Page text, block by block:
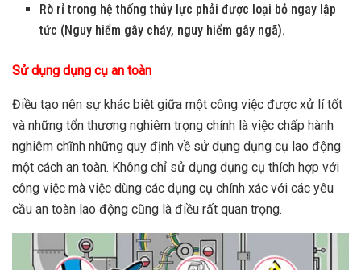
Rò rỉ trong hệ thống thủy lực phải được loại bỏ ngay lập
tức (Nguy hiểm gây cháy, nguy hiểm gây ngã).
Sử dụng dụng cụ an toàn
Điều tạo nên sự khác biệt giữa một công việc được xử lí tốt
và những tổn thương nghiêm trọng chính là việc chấp hành
nghiêm chĩnh những quy định về sử dụng dụng cụ lao động
một cách an toàn. Không chỉ sử dụng dụng cụ thích hợp với
công việc mà việc dùng các dụng cụ chính xác với các yêu
cầu an toàn lao động cũng là điều rất quan trọng.